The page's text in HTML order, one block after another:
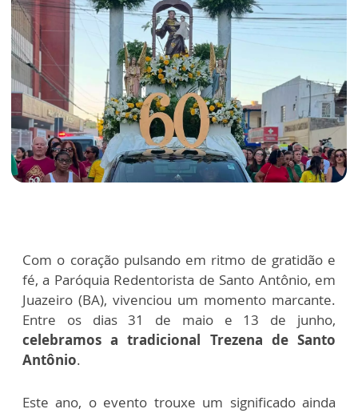
Com o coração pulsando em ritmo de gratidão e
fé, a Paróquia Redentorista de Santo Antônio, em
Juazeiro (BA), vivenciou um momento marcante.
Entre os dias 31 de maio e 13 de junho,
celebramos a tradicional Trezena de Santo
Antônio.
Este ano, o evento trouxe um significado ainda